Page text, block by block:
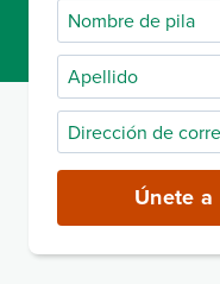
Nombre
de
pila
Apellido
Dirección
de
electrónico
(obligatorio)
Únete